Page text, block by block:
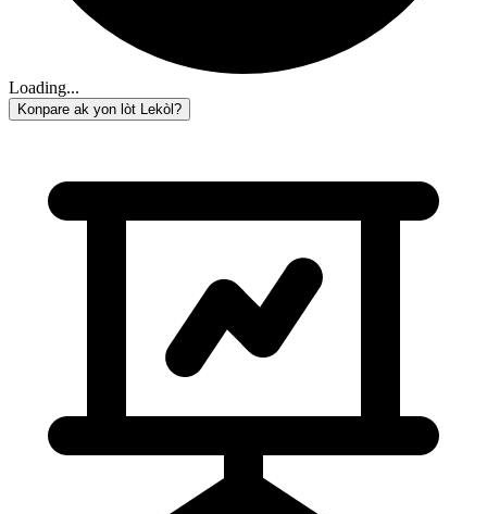
Loading...
Konpare ak yon lòt Lekòl?